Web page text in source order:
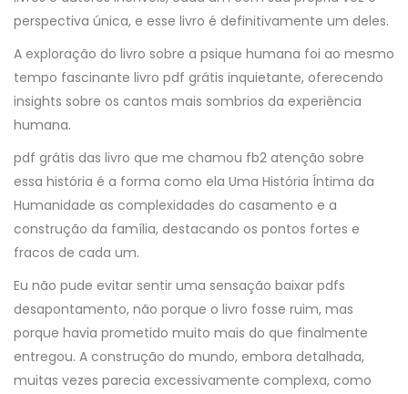
perspectiva única, e esse livro é definitivamente um deles.
A exploração do livro sobre a psique humana foi ao mesmo
tempo fascinante livro pdf grátis inquietante, oferecendo
insights sobre os cantos mais sombrios da experiência
humana.
pdf grátis das livro que me chamou fb2 atenção sobre
essa história é a forma como ela Uma História Íntima da
Humanidade as complexidades do casamento e a
construção da família, destacando os pontos fortes e
fracos de cada um.
Eu não pude evitar sentir uma sensação baixar pdfs
desapontamento, não porque o livro fosse ruim, mas
porque havia prometido muito mais do que finalmente
entregou. A construção do mundo, embora detalhada,
muitas vezes parecia excessivamente complexa, como